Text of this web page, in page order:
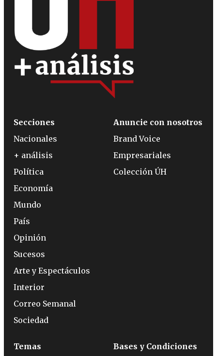
Secciones
Nacionales
+ análisis
Política
Economía
Mundo
País
Opinión
Sucesos
Arte y Espectáculos
Interior
Correo Semanal
Sociedad
Anuncie con nosotros
Brand Voice
Empresariales
Colección ÚH
Temas Bases y Condiciones